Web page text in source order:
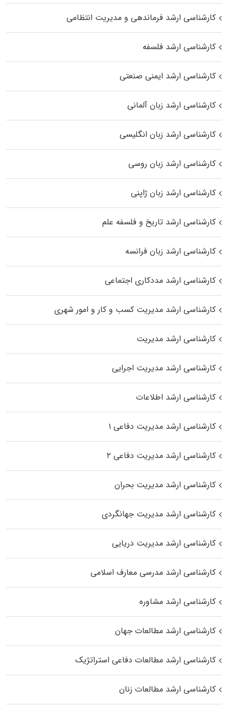
کارشناسی ارشد فرماندهی و مدیریت انتظامی
کارشناسی ارشد فلسفه
کارشناسی ارشد ایمنی صنعتی
کارشناسی ارشد زبان آلمانی
کارشناسی ارشد زبان انگلیسی
کارشناسی ارشد زبان روسی
کارشناسی ارشد زبان ژاپنی
کارشناسی ارشد تاریخ و فلسفه علم
کارشناسی ارشد زبان فرانسه
کارشناسی ارشد مددکاری اجتماعی
کارشناسی ارشد مدیریت کسب و کار و امور شهری
کارشناسی ارشد مدیریت
کارشناسی ارشد مدیریت اجرایی
کارشناسی ارشد اطلاعات
کارشناسی ارشد مدیریت دفاعی ۱
کارشناسی ارشد مدیریت دفاعی ۲
کارشناسی ارشد مدیریت بحران
کارشناسی ارشد مدیریت جهانگردی
کارشناسی ارشد مدیریت دریایی
کارشناسی ارشد مدرسی معارف اسلامی
کارشناسی ارشد مشاوره
کارشناسی ارشد مطالعات جهان
کارشناسی ارشد مطالعات دفاعی استراتژیک
کارشناسی ارشد مطالعات زنان